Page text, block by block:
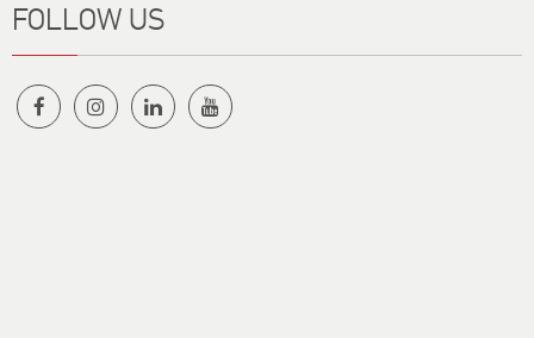
FOLLOW US